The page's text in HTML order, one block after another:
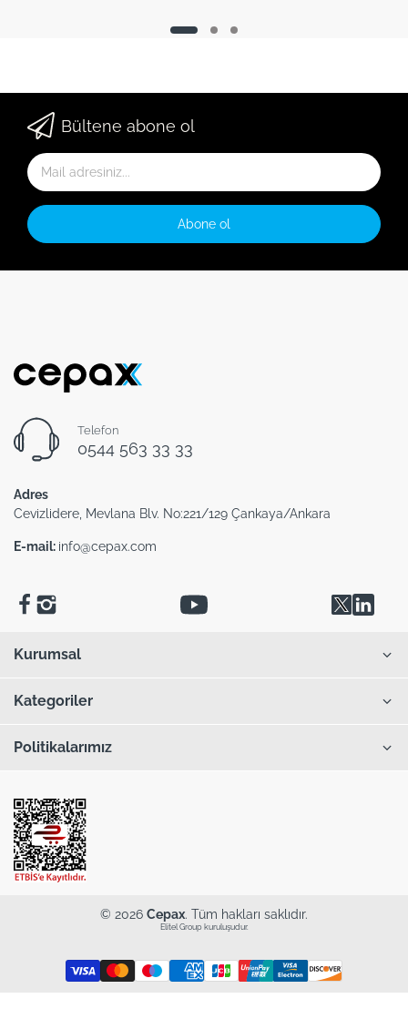
Bültene abone ol
Abone ol
Telefon
0544 563 33 33
Adres
Cevizlidere, Mevlana Blv. No:221/129 Çankaya/Ankara
E-mail: info@cepax.com
Kurumsal
Kategoriler
Politikalarımız
© 2026 Cepax. Tüm hakları saklıdır.
Elitel Group kuruluşudur.